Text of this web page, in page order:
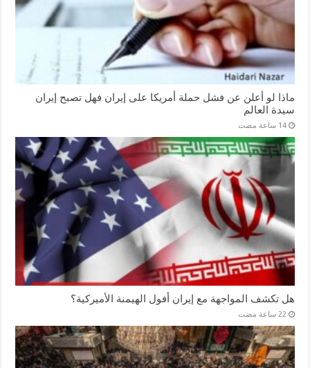
ماذا لو أعلن عن فشل حملة أمريكا على إيران فهل تصبح إيران
سيدة العالم
‏14 ساعة مضت
هل تكشف المواجهة مع إيران أفول الهيمنة الأميركية؟